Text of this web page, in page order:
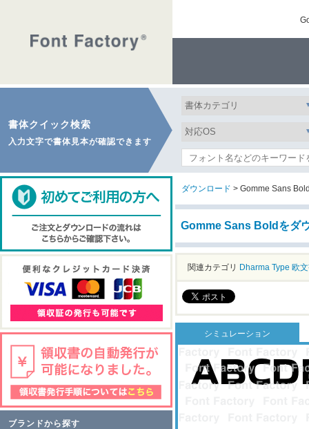
書体クイック検索
入力文字で書体見本が確認できます
ブランドから探す
ダウンロード > Gomme Sans
Gomme Sans Boldをダ
関連カテゴリ Dharma Type 欧
シミュレーション